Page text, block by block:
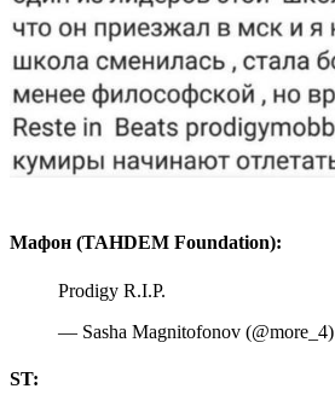
Мафон (TAHDEM Foundation):
Prodigy R.I.P.
— Sasha Magnitofonov (@more_4)
ST: